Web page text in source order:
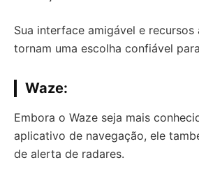
Sua interface amigável e recursos
tornam uma escolha confiável
Waze:
Embora o Waze seja mais
aplicativo de navegação, ele
de alerta de radares.